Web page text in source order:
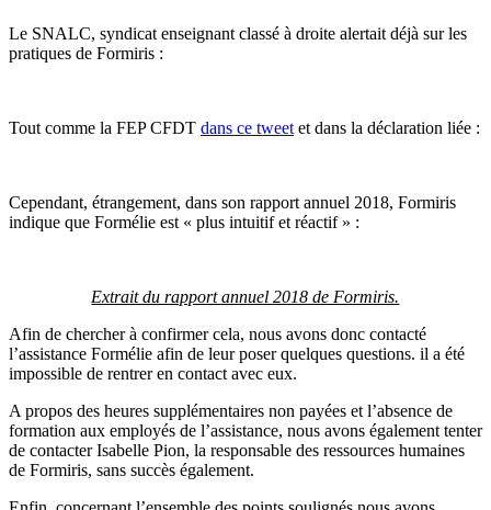
Le SNALC, syndicat enseignant classé à droite alertait déjà sur les
pratiques de Formiris :
Tout comme la FEP CFDT dans ce tweet et dans la déclaration liée :
Cependant, étrangement, dans son rapport annuel 2018, Formiris
indique que Formélie est « plus intuitif et réactif » :
Extrait du rapport annuel 2018 de Formiris.
Afin de chercher à confirmer cela, nous avons donc contacté
l’assistance Formélie afin de leur poser quelques questions. il a été
impossible de rentrer en contact avec eux.
A propos des heures supplémentaires non payées et l’absence de
formation aux employés de l’assistance, nous avons également tenter
de contacter Isabelle Pion, la responsable des ressources humaines
de Formiris, sans succès également.